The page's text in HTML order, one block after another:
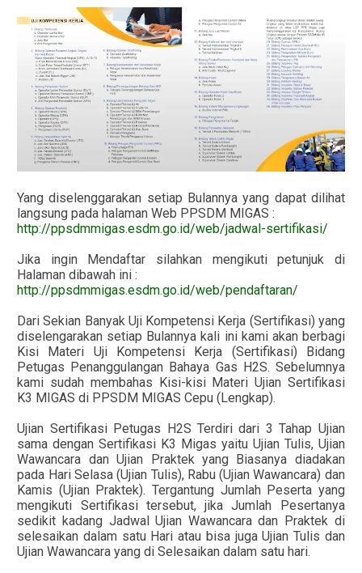
Yang diselenggarakan setiap Bulannya yang dapat dilihat
langsung pada halaman Web PPSDM MIGAS :
http://ppsdmmigas.esdm.go.id/web/jadwal-sertifikasi/
Jika ingin Mendaftar silahkan mengikuti petunjuk di
Halaman dibawah ini :
http://ppsdmmigas.esdm.go.id/web/pendaftaran/
Dari Sekian Banyak Uji Kompetensi Kerja (Sertifikasi) yang
diselengarakan setiap Bulannya kali ini kami akan berbagi
Kisi Materi Uji Kompetensi Kerja (Sertifikasi) Bidang
Petugas Penanggulangan Bahaya Gas H2S. Sebelumnya
kami sudah membahas Kisi-kisi Materi Ujian Sertifikasi
K3 MIGAS di PPSDM MIGAS Cepu (Lengkap).
Ujian Sertifikasi Petugas H2S Terdiri dari 3 Tahap Ujian
sama dengan Sertifikasi K3 Migas yaitu Ujian Tulis, Ujian
Wawancara dan Ujian Praktek yang Biasanya diadakan
pada Hari Selasa (Ujian Tulis), Rabu (Ujian Wawancara) dan
Kamis (Ujian Praktek). Tergantung Jumlah Peserta yang
mengikuti Sertifikasi tersebut, jika Jumlah Pesertanya
sedikit kadang Jadwal Ujian Wawancara dan Praktek di
selesaikan dalam satu Hari atau bisa juga Ujian Tulis dan
Ujian Wawancara yang di Selesaikan dalam satu hari.